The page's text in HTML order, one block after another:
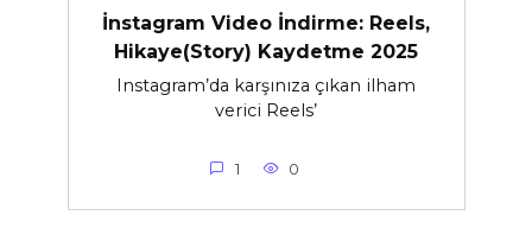
İnstagram Video İndirme: Reels,
Hikaye(Story) Kaydetme 2025
Instagram’da karşınıza çıkan ilham
verici Reels’
1 0